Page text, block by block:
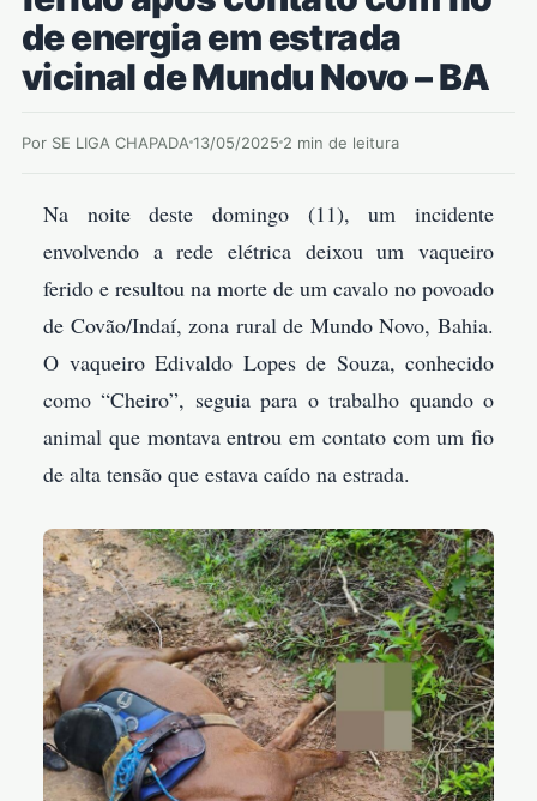
de energia em estrada
vicinal de Mundu Novo – BA
Por SE LIGA CHAPADA 13/05/2025 2 min de leitura
Na noite deste domingo (11), um incidente
envolvendo a rede elétrica deixou um vaqueiro
ferido e resultou na morte de um cavalo no povoado
de Covão/Indaí, zona rural de Mundo Novo, Bahia.
O vaqueiro Edivaldo Lopes de Souza, conhecido
como “Cheiro”, seguia para o trabalho quando o
animal que montava entrou em contato com um fio
de alta tensão que estava caído na estrada.